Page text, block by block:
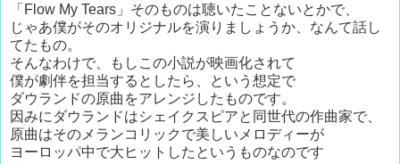
「Flow My Tears」そのものは聴いたことないとかで、
じゃあ僕がそのオリジナルを演りましょうか、なんて話し
てたもの。
そんなわけで、もしこの小説が映画化されて
僕が劇伴を担当するとしたら、という想定で
ダウランドの原曲をアレンジしたものです。
因みにダウランドはシェイクスピアと同世代の作曲家で、
原曲はそのメランコリックで美しいメロディーが
ヨーロッパ中で大ヒットしたというものなのです